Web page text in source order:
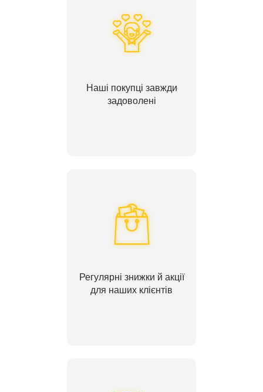
Наші покупці завжди
задоволені
Регулярні знижки й акції
для наших клієнтів